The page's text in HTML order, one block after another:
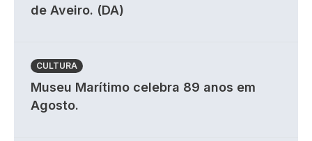
de Aveiro. (DA)
CULTURA
Museu Marítimo celebra 89 anos em
Agosto.